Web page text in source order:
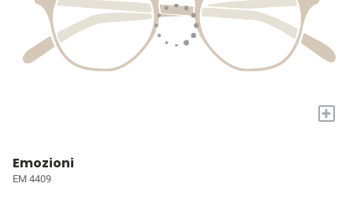
+
Emozioni
EM 4409